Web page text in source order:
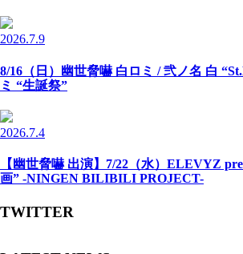
2026.7.9
8/16（日）幽世脅嚇 白ロミ / 弐ノ名 白
ミ “生誕祭”
2026.7.4
【幽世脅嚇 出演】7/22（水）ELEVYZ
画” -NINGEN BILIBILI PROJECT-
TWITTER